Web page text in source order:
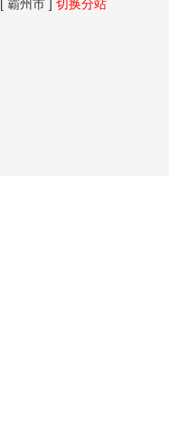
[ 霸州市 ] 切换分站